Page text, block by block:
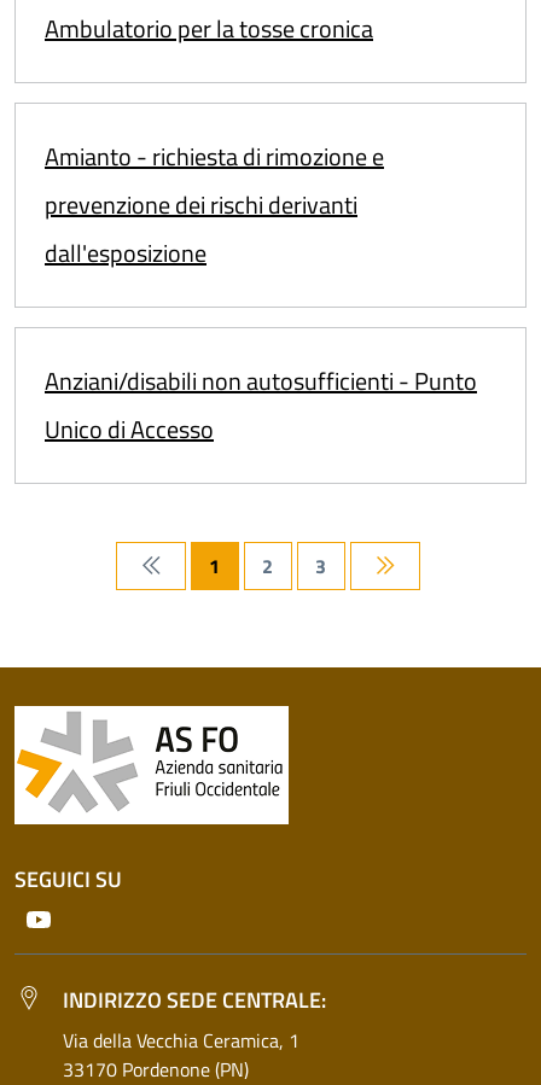
Ambulatorio per la tosse cronica
Amianto - richiesta di rimozione e
prevenzione dei rischi derivanti
dall'esposizione
Anziani/disabili non autosufficienti - Punto
Unico di Accesso
Prima pagina
1 2 3 Ultima pagina
SEGUICI SU
INDIRIZZO SEDE CENTRALE:
Via della Vecchia Ceramica, 1
33170 Pordenone (PN)